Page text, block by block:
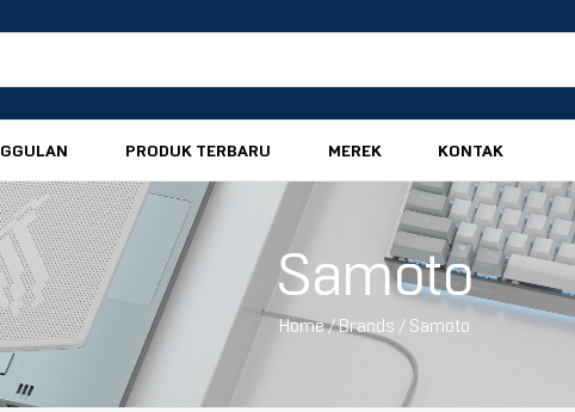
PRODUK TERBARU MEREK KONTAK
Samoto
Home/ Brands / Samoto